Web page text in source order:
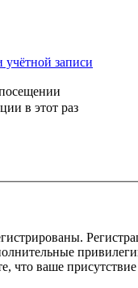
учётной записи
в этот раз
ваше присутствие